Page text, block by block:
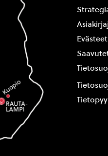
Evästeet